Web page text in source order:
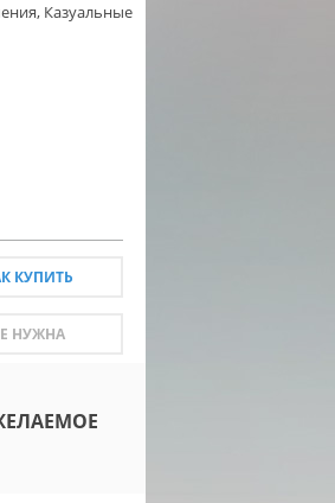
, Казуальные
КУПИТЬ
НУЖНА